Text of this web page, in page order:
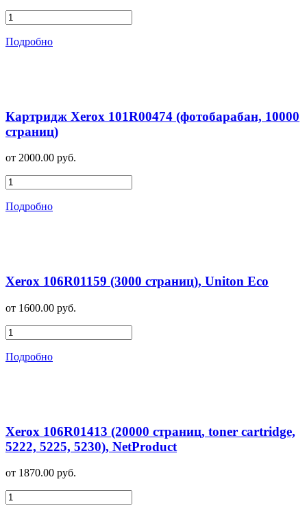
Подробно
Картридж Xerox 101R00474 (фотобарабан, 10000
страниц)
от 2000.00 руб.
Подробно
Xerox 106R01159 (3000 страниц), Uniton Eco
от 1600.00 руб.
Подробно
Xerox 106R01413 (20000 страниц, toner cartridge,
5222, 5225, 5230), NetProduct
от 1870.00 руб.